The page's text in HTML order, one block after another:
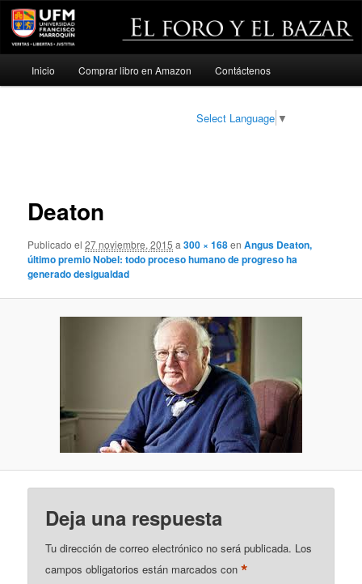
Ir
Inicio Comprar libro en Amazon Contáctenos
Select Language ▼
Deaton
Publicado el 27 noviembre, 2015 a300 × 168enAngus Deaton,
último premio Nobel: todo proceso humano de progreso ha
generado desigualdad
Deja una respuesta
Tu dirección de correo electrónico no será publicada. Los
campos obligatorios están marcados con*